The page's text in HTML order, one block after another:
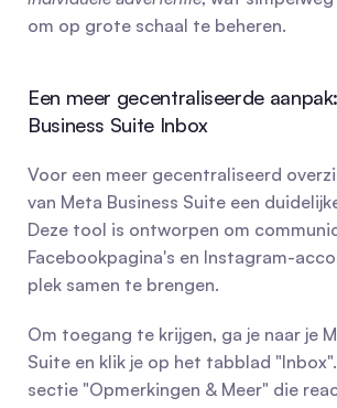
om op grote schaal te beheren.
Een meer gecentraliseerde
Business Suite Inbox
Voor een meer gecentraliseerd
van Meta Business Suite een
Deze tool is ontworpen om
Facebookpagina's en Instagram-
plek samen te brengen.
Om toegang te krijgen, ga je naar je
Suite en klik je op het tabblad
sectie "Opmerkingen & Meer" die